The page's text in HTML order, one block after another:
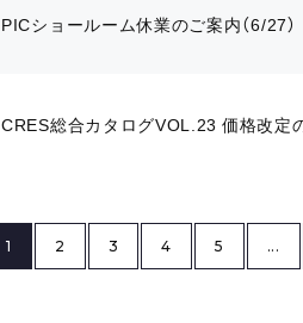
PICショールーム休業のご案内（6/27）
CRES総合カタログVOL.23 価格改定
1 2 3 4 5 ...